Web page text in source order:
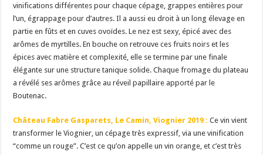
vinifications différentes pour chaque cépage, grappes entières pour
l’un, égrappage pour d’autres. Il a aussi eu droit à un long élevage en
partie en fûts et en cuves ovoïdes. Le nez est sexy, épicé avec des
arômes de myrtilles. En bouche on retrouve ces fruits noirs et les
épices avec matière et complexité, elle se termine par une finale
élégante sur une structure tanique solide. Chaque fromage du plateau
a révélé ses arômes grâce au réveil papillaire apporté par le
Boutenac.
Château Fabre Gasparets, Le Camin, Viognier 2019 : Ce vin vient
transformer le Viognier, un cépage très expressif, via une vinification
“comme un rouge”. C’est ce qu’on appelle un vin orange, et c’est très